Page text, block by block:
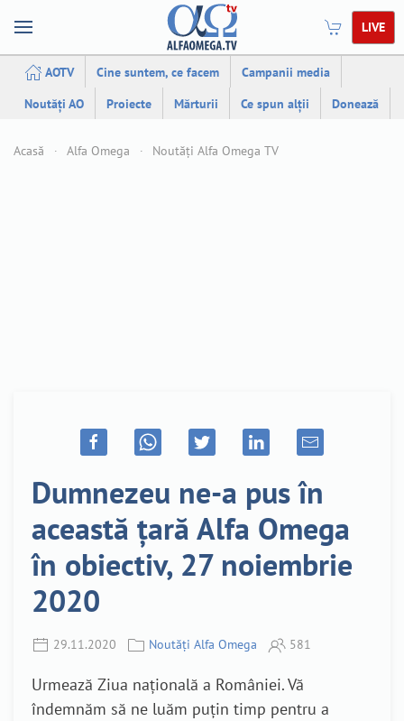
LIVE
AOTV Cine suntem, ce facem
Campanii media
Noutăți AO
Proiecte Mărturii Ce spun alții Donează
Acasă Alfa Omega Noutăți Alfa Omega TV
Dumnezeu ne-a pus în
această țară Alfa Omega
în obiectiv, 27 noiembrie
2020
29.11.2020 Noutăți Alfa Omega 581
Urmează Ziua națională a României. Vă
îndemnăm să ne luăm puțin timp pentru a